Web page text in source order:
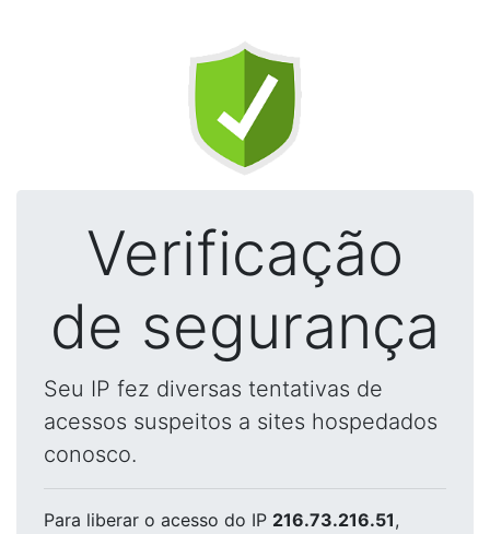
Verificação
de segurança
Seu IP fez diversas tentativas de
acessos suspeitos a sites hospedados
conosco.
Para liberar o acesso do IP 216.73.216.51,